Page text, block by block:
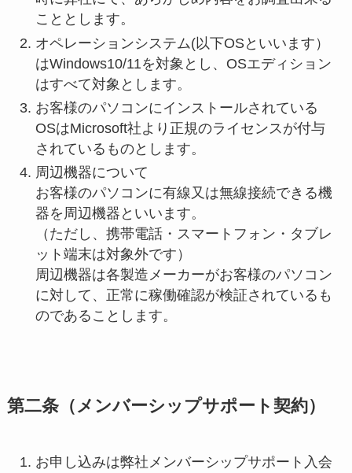
こととします。
オペレーションシステム(以下OSといいます）
はWindows10/11を対象とし、OSエディション
はすべて対象とします。
お客様のパソコンにインストールされている
OSはMicrosoft社より正規のライセンスが付与
されているものとします。
周辺機器について
お客様のパソコンに有線又は無線接続できる機
器を周辺機器といいます。
（ただし、携帯電話・スマートフォン・タブレ
ット端末は対象外です）
周辺機器は各製造メーカーがお客様のパソコン
に対して、正常に稼働確認が検証されているも
のであることします。
第二条（メンバーシップサポート契約）
お申し込みは弊社メンバーシップサポート入会